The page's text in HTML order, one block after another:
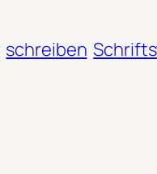
schreiben